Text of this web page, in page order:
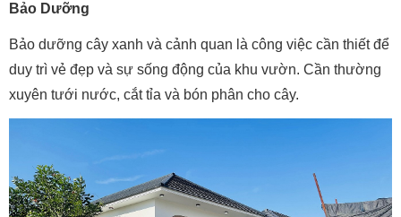
Bảo Dưỡng
Bảo dưỡng cây xanh và cảnh quan là công việc cần thiết để
duy trì vẻ đẹp và sự sống động của khu vườn. Cần thường
xuyên tưới nước, cắt tỉa và bón phân cho cây.